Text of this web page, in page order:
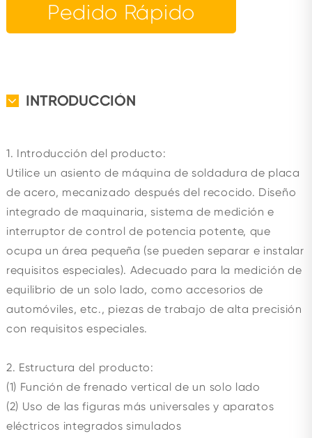
Pedido Rápido
INTRODUCCIÓN
1. Introducción del producto:
Utilice un asiento de máquina de soldadura de placa
de acero, mecanizado después del recocido. Diseño
integrado de maquinaria, sistema de medición e
interruptor de control de potencia potente, que
ocupa un área pequeña (se pueden separar e instalar
requisitos especiales). Adecuado para la medición de
equilibrio de un solo lado, como accesorios de
automóviles, etc., piezas de trabajo de alta precisión
con requisitos especiales.
2. Estructura del producto:
(1) Función de frenado vertical de un solo lado
(2) Uso de las figuras más universales y aparatos
eléctricos integrados simulados